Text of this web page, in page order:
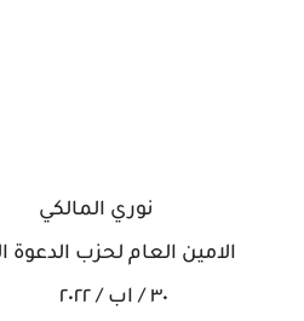
نوري المالكي
الامين العام لحزب الدعوة